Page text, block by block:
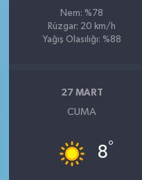
Nem: %78
Rüzgar: 20 km/h
Yağış Olasılığı: %88
27 MART
CUMA
8°